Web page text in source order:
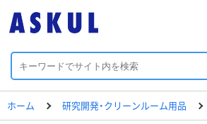
ホーム 研究開発・クリーンルーム用品